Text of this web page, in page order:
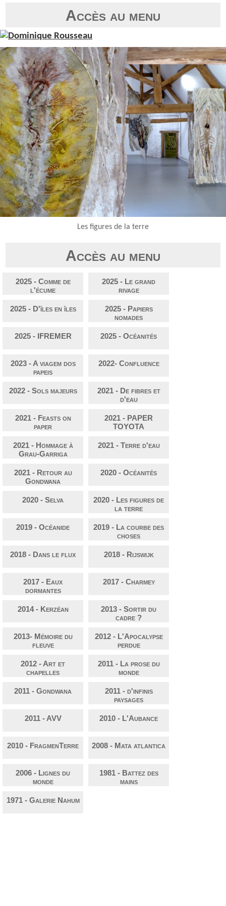
Accès au menu
Les figures de la terre
Accès au menu
2025 - Comme de
l'écume
2025 - Le grand
rivage
2025 - D'îles en îles
2025 - Papiers
nomades
2025 - IFREMER 2025 - Océanités
2023 - A viagem dos
papeis
2022- Confluence
2022 - Sols majeurs
2021 - De fibres et
d'eau
2021 - Feasts on
paper
2021 - PAPER
TOYOTA
2021 - Hommage à
Grau-Garriga
2021 - Terre d'eau
2021 - Retour au
Gondwana
2020 - Océanités
2020 - Selva
2020 - Les figures de
la terre
2019 - Océanide
2019 - La courbe des
choses
2018 - Dans le flux 2018 - Rijswijk
2017 - Eaux
dormantes
2017 - Charmey
2014 - Kerzéan
2013 - Sortir du
cadre ?
2013- Mémoire du
fleuve
2012 - L'Apocalypse
perdue
2012 - Art et
chapelles
2011 - La prose du
monde
2011 - Gondwana
2011 - d'infinis
paysages
2011 - AVV 2010 - L'Aubance
2010 - FragmenTerre 2008 - Mata atlantica
2006 - Lignes du
monde
1981 - Battez des
mains
1971 - Galerie Nahum